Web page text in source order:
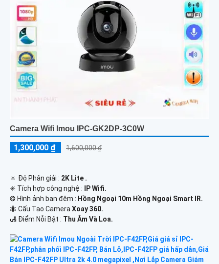
Camera Wifi Imou IPC-GK2DP-3C0W
1,300,000 ₫ 1,600,000 ₫
🔅 Độ Phân giải : 2K Lite .
✳️ Tích hợp công nghệ :
IP Wifi.
❂ Hình ảnh ban đêm : Hồng Ngoại 10m Hồng Ngoại Smart IR.
🐜 Cấu Tạo CameraXoay 360.
️🛃 Điểm Nỗi Bật : Thu Âm Và Loa.